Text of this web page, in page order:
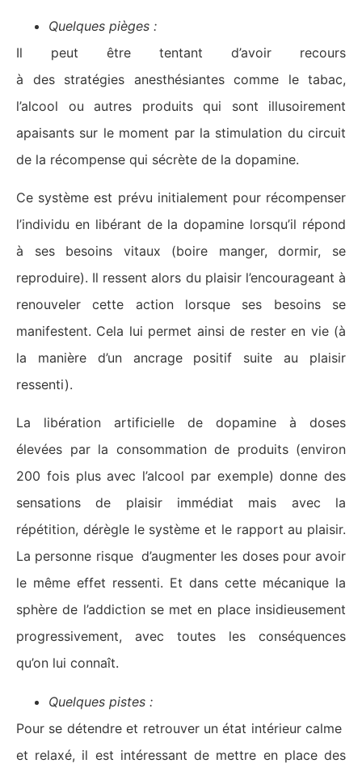
Quelques pièges :
Il peut être tentant d’avoir recours
à des stratégies anesthésiantes comme le tabac,
l’alcool ou autres produits qui sont illusoirement
apaisants sur le moment par la stimulation du circuit
de la récompense qui sécrète de la dopamine.
Ce système est prévu initialement pour récompenser
l’individu en libérant de la dopamine lorsqu’il répond
à ses besoins vitaux (boire manger, dormir, se
reproduire). Il ressent alors du plaisir l’encourageant à
renouveler cette action lorsque ses besoins se
manifestent. Cela lui permet ainsi de rester en vie (à
la manière d’un ancrage positif suite au plaisir
ressenti).
La libération artificielle de dopamine à doses
élevées par la consommation de produits (environ
200 fois plus avec l’alcool par exemple) donne des
sensations de plaisir immédiat mais avec la
répétition, dérègle le système et le rapport au plaisir.
La personne risque d’augmenter les doses pour avoir
le même effet ressenti. Et dans cette mécanique la
sphère de l’addiction se met en place insidieusement
progressivement, avec toutes les conséquences
qu’on lui connaît.
Quelques pistes :
Pour se détendre et retrouver un état intérieur calme
et relaxé, il est intéressant de mettre en place des